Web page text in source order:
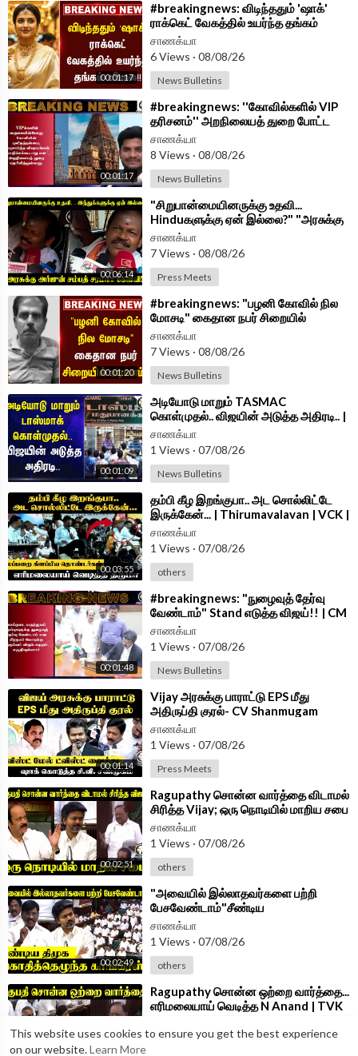
This website uses cookies to ensure you get the best experience
on our website.Learn More
00:01:17
⁣#breakingnews: விடிந்ததும் 'ஷாக்'
ராக்கெட் வேகத்தில் உயர்ந்த தங்கம்
விலை!! | Chennai
சாணக்யா
6 Views · 08/08/26
News Bulletins
00:01:17
⁣#breakingnews: ''கோவில்களில் VIP
தரிசனம்'' அறநிலையத் துறை போட்ட
Strict ஆன உத்தரவு!!
சாணக்யா
8 Views · 08/08/26
News Bulletins
00:06:14
⁣"சிறுபான்மையினருக்கு உதவி...
Hinduகளுக்கு ஏன் இல்லை?" "அரசுக்கு
Arjun Sampath சரமாரி கேள்வி!"
சாணக்யா
7 Views · 08/08/26
Press Meets
00:01:20
⁣#breakingnews: "பழனி கோவில் நில
மோசடி" கைதான நபர் சிறையில்
மரணம்!! | RIP
சாணக்யா
7 Views · 08/08/26
News Bulletins
00:01:09
⁣அடியோடு மாறும் TASMAC
கொள்முதல்.. விஜயின் அடுத்த அதிரடி.. |
Minister Vignesh | TVK | TN Govt
சாணக்யா
1 Views · 07/08/26
News Bulletins
00:03:55
⁣தம்பி கீழ இறங்குபா.. அட சொல்லிட்டே
இருக்கேன்... | Thirumavalavan | VCK |
Cuddalore | TN Govt
சாணக்யா
1 Views · 07/08/26
others
00:01:48
⁣#breakingnews: "நுழைவுத் தேர்வு
வேண்டாம்" Stand எடுத்த விஜய்!! | CM
Vijay Letter To PM Modi
சாணக்யா
1 Views · 07/08/26
News Bulletins
00:01:14
⁣Vijay அரசுக்கு பாராட்டு EPS மீது
அதிருப்தி குரல்- CV Shanmugam
PressMeet | ADMK | TVK |
சாணக்யா
1 Views · 07/08/26
Press Meets
00:02:51
⁣Ragupathy சொன்ன வார்த்தை விடாமல்
சிரித்த Vijay; ஒரு நொடியில் மாறிய சபை
| TN Assembly 2026
சாணக்யா
1 Views · 07/08/26
others
00:02:49
⁣"அவையில் இல்லாதவர்களை பற்றி
பேசவேண்டாம்"சீண்டிய
DMK;கொதித்தெழுந்த Congress | TN
Assembly 2026
சாணக்யா
1 Views · 07/08/26
others
⁣Ragupathy சொன்ன ஒற்றை வார்த்தை...
எரிமலையாய் வெடித்த N Anand | TVK
1 Views 07/08/26